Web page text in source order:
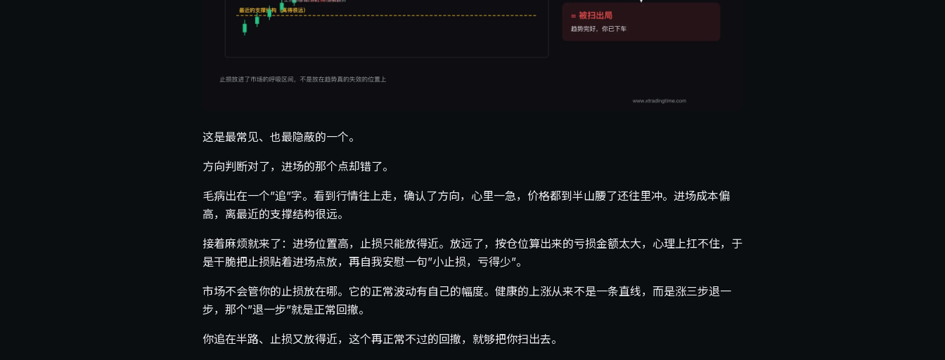
这是最常见、也最隐蔽的一个。
方向判断对了，进场的那个点却错了。
毛病出在一个”追”字。看到行情往上走，确认了方向，心里一急，价格都到半山腰了还往里冲。进场成本偏
高，离最近的支撑结构很远。
接着麻烦就来了：进场位置高，止损只能放得近。放远了，按仓位算出来的亏损金额太大，心理上扛不住，于
是干脆把止损贴着进场点放，再自我安慰一句”小止损，亏得少”。
市场不会管你的止损放在哪。它的正常波动有自己的幅度。健康的上涨从来不是一条直线，而是涨三步退一
步，那个”退一步”就是正常回撤。
你追在半路、止损又放得近，这个再正常不过的回撤，就够把你扫出去。